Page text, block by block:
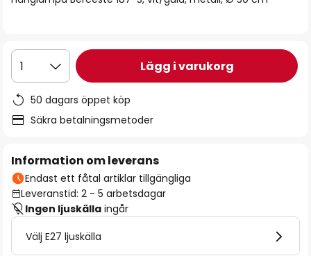
1 Lägg i varukorg
50 dagars öppet köp
Säkra betalningsmetoder
Information om leverans
Endast ett fåtal artiklar tillgängliga
Leveranstid: 2 - 5 arbetsdagar
Ingen ljuskälla ingår
Välj E27 ljuskälla